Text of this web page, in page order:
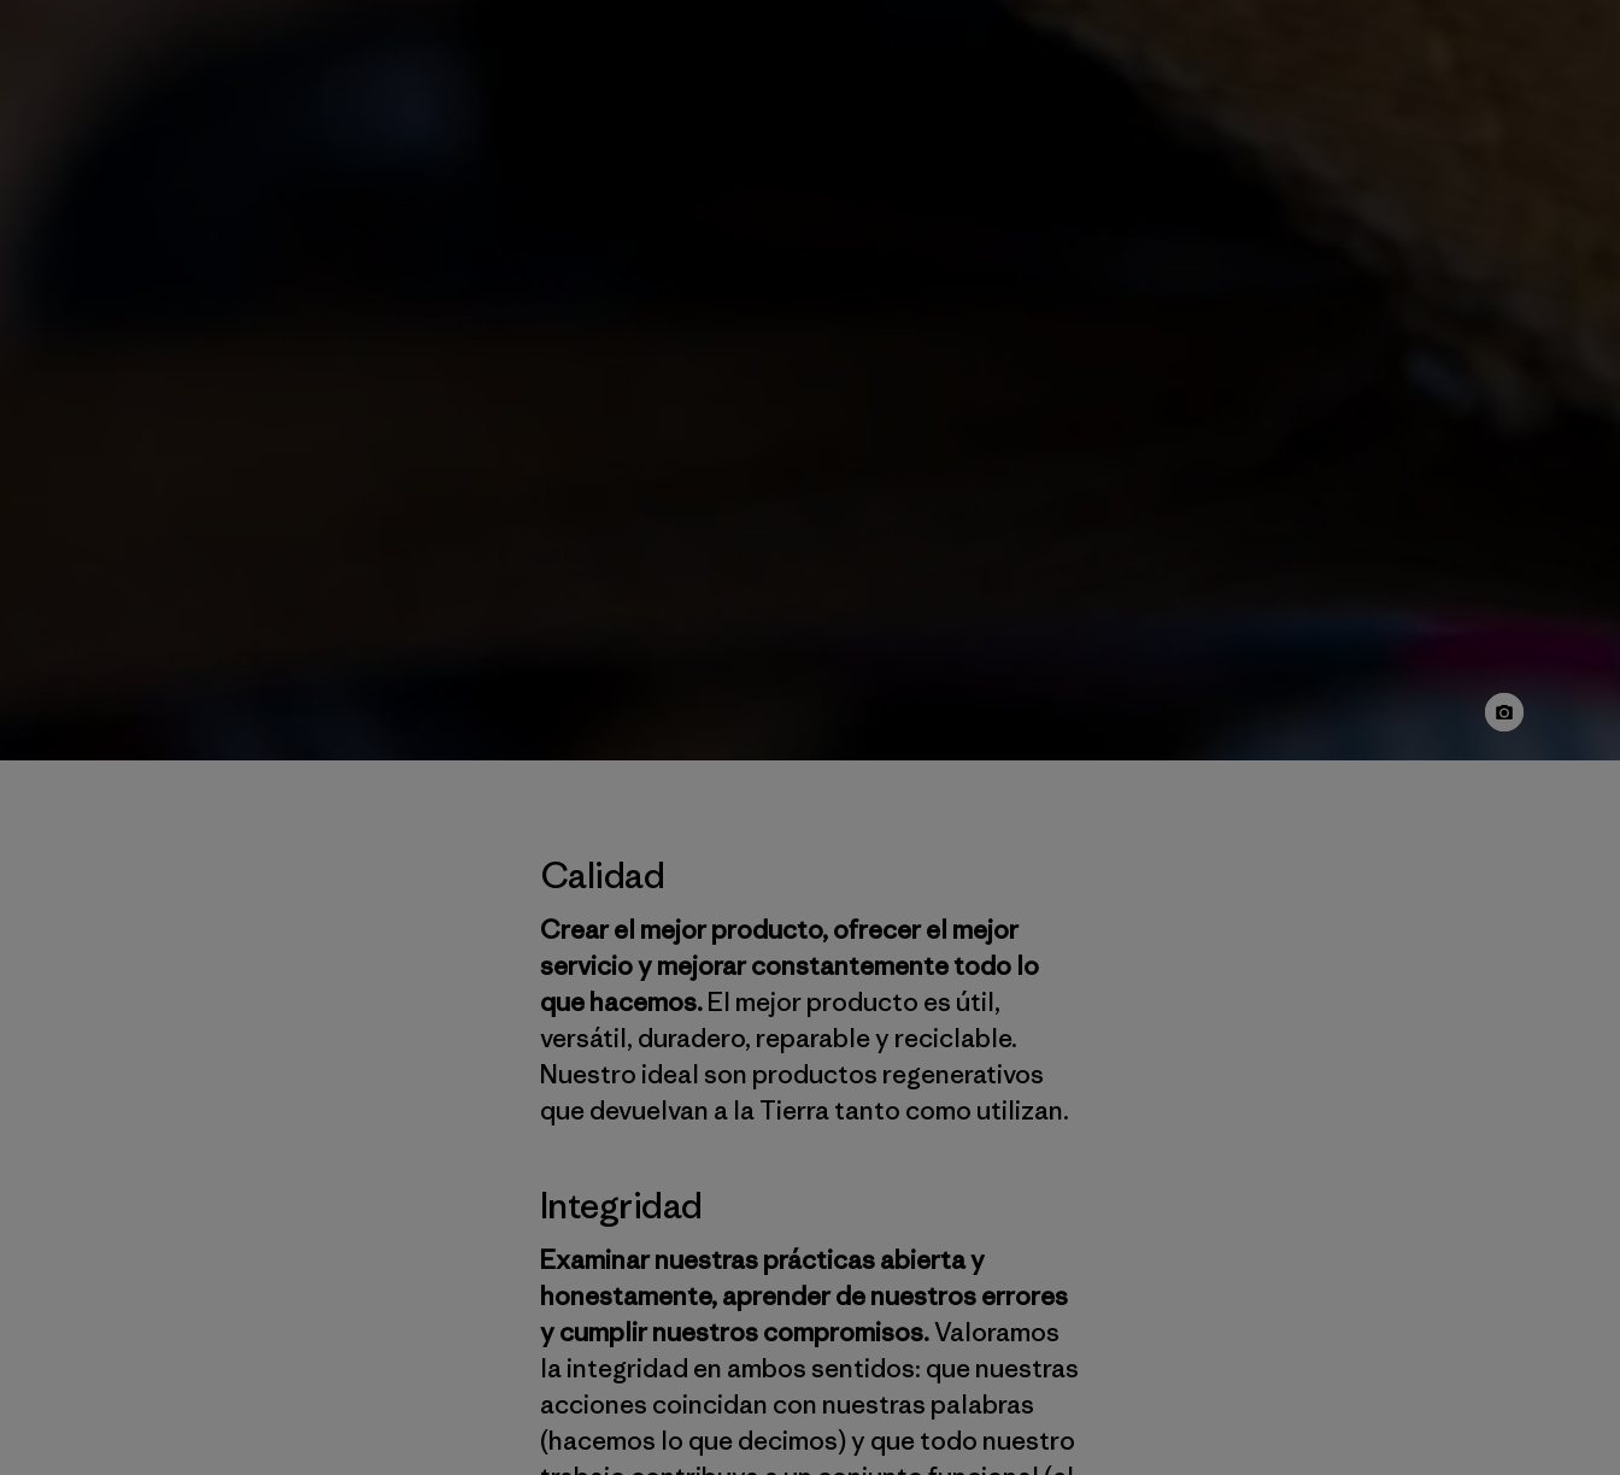
Calidad
Crear el mejor producto, ofrecer el mejor
servicio y mejorar constantemente todo lo
que hacemos.El mejor producto es útil,
versátil, duradero, reparable y reciclable.
Nuestro ideal son productos regenerativos
que devuelvan a la Tierra tanto como utilizan.
Integridad
Examinar nuestras prácticas abierta y
honestamente, aprender de nuestros errores
y cumplir nuestros compromisos.Valoramos
la integridad en ambos sentidos: que nuestras
acciones coincidan con nuestras palabras
(hacemos lo que decimos) y que todo nuestro